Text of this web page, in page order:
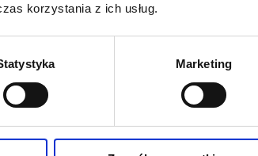
korzystania z ich usług.
Marketing